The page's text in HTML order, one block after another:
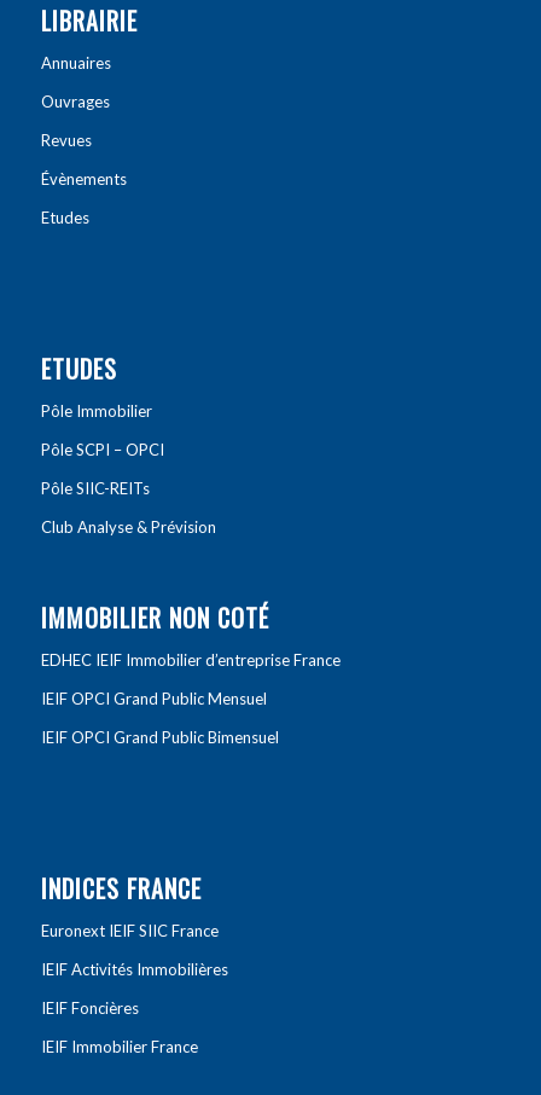
LIBRAIRIE
Annuaires
Ouvrages
Revues
Évènements
Etudes
ETUDES
Pôle Immobilier
Pôle SCPI – OPCI
Pôle SIIC-REITs
Club Analyse & Prévision
IMMOBILIER NON COTÉ
EDHEC IEIF Immobilier d’entreprise France
IEIF OPCI Grand Public Mensuel
IEIF OPCI Grand Public Bimensuel
INDICES FRANCE
Euronext IEIF SIIC France
IEIF Activités Immobilières
IEIF Foncières
IEIF Immobilier France